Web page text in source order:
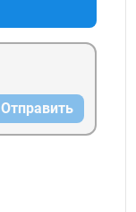
Отправить